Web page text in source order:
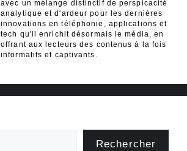
avec un mélange distinctif de perspicacité
analytique et d'ardeur pour les dernières
innovations en téléphonie, applications et
tech qu'il enrichit désormais le média, en
offrant aux lecteurs des contenus à la fois
informatifs et captivants.
Rechercher